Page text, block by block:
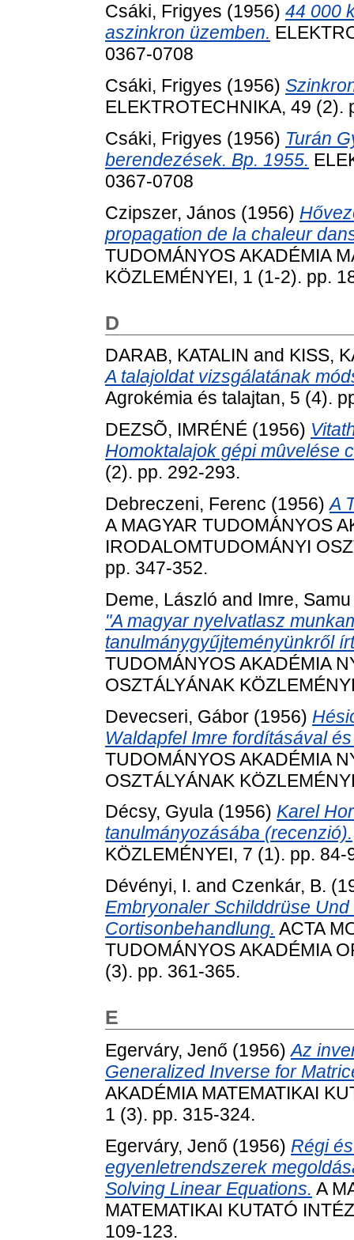
Csáki, Frigyes (1956) 44 000
aszinkron üzemben.
0367-0708
Csáki, Frigyes (1956)
ELEKTROTECHNIKA, 49 (2).
Csáki, Frigyes (1956) Turán
berendezések. Bp. 1955.
0367-0708
Czipszer, János (1956)
propagation de la chaleur
TUDOMÁNYOS AKADÉMIA
KÖZLEMÉNYEI, 1 (1-2). pp.
D
DARAB, KATALIN and KISS,
A talajoldat vizsgálatának
Agrokémia és talajtan, 5 (4).
DEZSÕ, IMRÉNÉ (1956)
Homoktalajok gépi mûvelése
(2). pp. 292-293.
Debreczeni, Ferenc (1956)A
A MAGYAR TUDOMÁNYOS
IRODALOMTUDOMÁNYI
pp. 347-352.
Deme, László and Imre, Samu
"A magyar nyelvatlasz
tanulmánygyűjteményünkről
TUDOMÁNYOS AKADÉMIA
OSZTÁLYÁNAK
Devecseri, Gábor (1956)
Waldapfel Imre fordításával
TUDOMÁNYOS AKADÉMIA
OSZTÁLYÁNAK
Décsy, Gyula (1956) Karel
tanulmányozásába (recenzió).
KÖZLEMÉNYEI, 7 (1). pp. 84-
Dévényi, I. and Czenkár, B.
Embryonaler Schilddrüse
Cortisonbehandlung. ACTA
TUDOMÁNYOS AKADÉMIA
(3). pp. 361-365.
E
Egerváry, Jenő (1956)Az
Generalized Inverse for
AKADÉMIA MATEMATIKAI
1 (3). pp. 315-324.
Egerváry, Jenő (1956) Régi
egyenletrendszerek
Solving Linear Equations. A
MATEMATIKAI KUTATÓ
109-123.